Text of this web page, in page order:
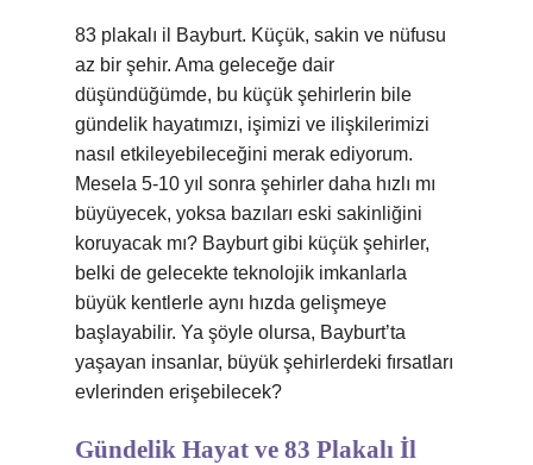
83 plakalı il Bayburt. Küçük, sakin ve nüfusu
az bir şehir. Ama geleceğe dair
düşündüğümde, bu küçük şehirlerin bile
gündelik hayatımızı, işimizi ve ilişkilerimizi
nasıl etkileyebileceğini merak ediyorum.
Mesela 5-10 yıl sonra şehirler daha hızlı mı
büyüyecek, yoksa bazıları eski sakinliğini
koruyacak mı? Bayburt gibi küçük şehirler,
belki de gelecekte teknolojik imkanlarla
büyük kentlerle aynı hızda gelişmeye
başlayabilir. Ya şöyle olursa, Bayburt’ta
yaşayan insanlar, büyük şehirlerdeki fırsatları
evlerinden erişebilecek?
Gündelik Hayat ve 83 Plakalı İl